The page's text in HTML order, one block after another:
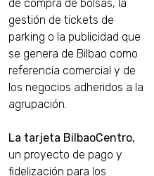
de compra de bolsas, la
gestión de tickets de
parking o la publicidad que
se genera de Bilbao como
referencia comercial y de
los negocios adheridos a la
agrupación.
La tarjeta BilbaoCentro,
un proyecto de pago y
fidelización para los